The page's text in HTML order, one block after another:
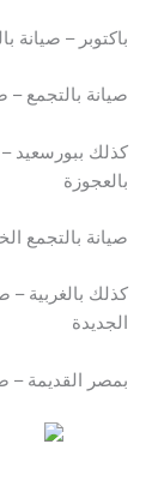
باكتوبر – صيانة
صيانة بالتجمع –
كذلك ببورسعيد –
بالعجوزة
صيانة بالتجمع
كذلك بالغربية –
الجديدة
بمصر القديمة –